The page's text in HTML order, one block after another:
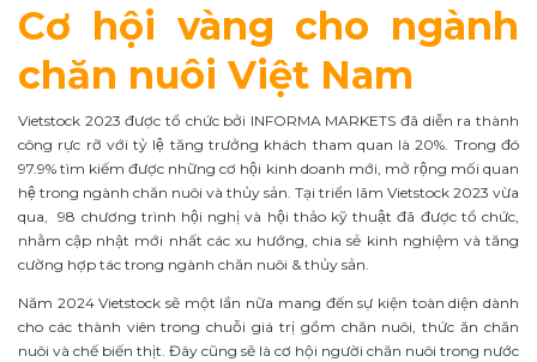
Cơ hội vàng cho ngành
chăn nuôi Việt Nam
Vietstock 2023 được tổ chức bởi INFORMA MARKETS đã diễn ra thành
công rực rỡ với tỷ lệ tăng trưởng khách tham quan là 20%. Trong đó
97.9% tìm kiếm được những cơ hội kinh doanh mới, mở rộng mối quan
hệ trong ngành chăn nuôi và thủy sản. Tại triển lãm Vietstock 2023 vừa
qua, 98 chương trình hội nghị và hội thảo kỹ thuật đã được tổ chức,
nhằm cập nhật mới nhất các xu hướng, chia sẻ kinh nghiệm và tăng
cường hợp tác trong ngành chăn nuôi & thủy sản.
Năm 2024 Vietstock sẽ một lần nữa mang đến sự kiện toàn diện dành
cho các thành viên trong chuỗi giá trị gồm chăn nuôi, thức ăn chăn
nuôi và chế biến thịt. Đây cũng sẽ là cơ hội người chăn nuôi trong nước